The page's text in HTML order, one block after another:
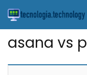
asana vs